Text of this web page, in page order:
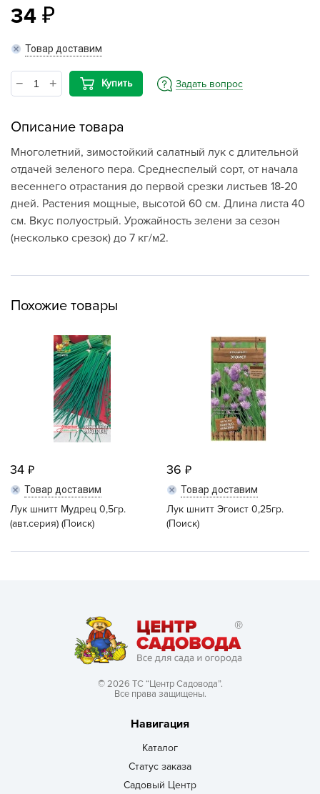
34
Товар доставим
Купить Задать вопрос
Описание товара
Многолетний, зимостойкий салатный лук с длительной
отдачей зеленого пера. Среднеспелый сорт, от начала
весеннего отрастания до первой срезки листьев 18-20
дней. Растения мощные, высотой 60 см. Длина листа 40
см. Вкус полуострый. Урожайность зелени за сезон
(несколько срезок) до 7 кг/м2.
Похожие товары
34
Товар доставим
Лук шнитт Мудрец 0,5гр.
(авт.серия) (Поиск)
36
Товар доставим
Лук шнитт Эгоист 0,25гр.
(Поиск)
© 2026 ТС “Центр Садовода”.
Все права защищены.
Навигация
Каталог
Статус заказа
Садовый Центр